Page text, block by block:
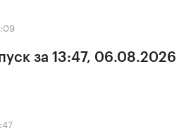
за 13:47, 06.08.2026